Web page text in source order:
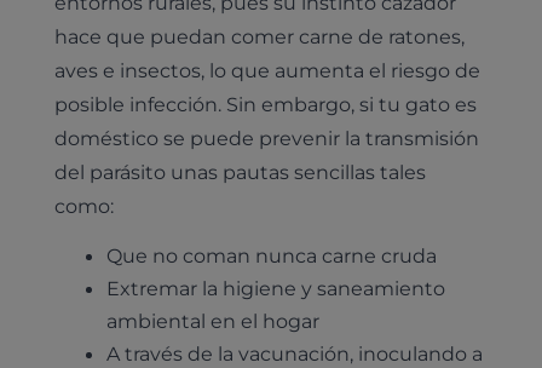
Laboratorio veterinario propio
Pruebas cropológicas
Pruebas histológicas – microscopio
Desparasitación
Vacunación
Hospitalización
Revisión general y/o geriátrica
Odontología
Traumatología
Nutrición
Urología y nefrología
Cardiología
Animales Exóticos
Planes de salud para perros
Planes de salud para gatos
Todos los planes de salud
¿Quiénes somos?
Comité de expertos veterinarios
Trabaja en Clinicanimal
hace que puedan comer carne de ratones,
aves e insectos, lo que aumenta el riesgo de
posible infección. Sin embargo, si tu gato es
doméstico se puede prevenir la transmisión
del parásito unas pautas sencillas tales
como:
Que no coman nunca carne cruda
Extremar la higiene y saneamiento
ambiental en el hogar
A través de la vacunación, inoculando a